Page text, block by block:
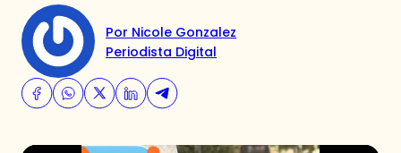
Por Nicole Gonzalez
Periodista Digital